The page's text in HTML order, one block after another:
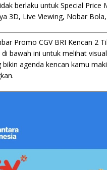
berlaku untuk Special Price
3D, Live Viewing, Nobar
Promo CGV BRI Kencan 2
di bawah ini untuk melihat
bikin agenda kencan kamu